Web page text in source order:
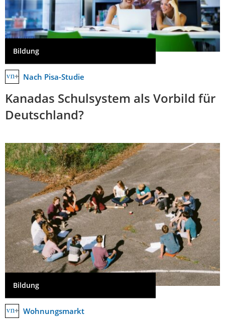
Bildung
Nach Pisa-Studie
Kanadas Schulsystem als Vorbild für
Deutschland?
Bildung
Wohnungsmarkt